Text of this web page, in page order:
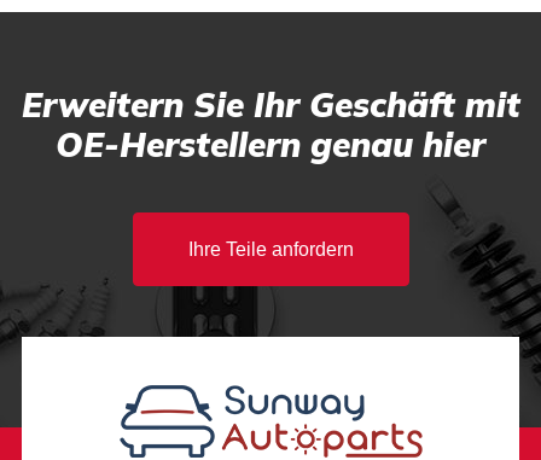
Erweitern Sie Ihr Geschäft mit
OE-Herstellern genau hier
Ihre Teile anfordern